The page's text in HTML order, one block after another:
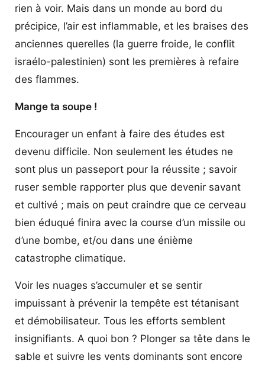
rien à voir. Mais dans un monde au bord du
précipice, l’air est inflammable, et les braises des
anciennes querelles (la guerre froide, le conflit
israélo-palestinien) sont les premières à refaire
des flammes.
Mange ta soupe !
Encourager un enfant à faire des études est
devenu difficile. Non seulement les études ne
sont plus un passeport pour la réussite ; savoir
ruser semble rapporter plus que devenir savant
et cultivé ; mais on peut craindre que ce cerveau
bien éduqué finira avec la course d’un missile ou
d’une bombe, et/ou dans une énième
catastrophe climatique.
Voir les nuages s’accumuler et se sentir
impuissant à prévenir la tempête est tétanisant
et démobilisateur. Tous les efforts semblent
insignifiants. A quoi bon ? Plonger sa tête dans le
sable et suivre les vents dominants sont encore